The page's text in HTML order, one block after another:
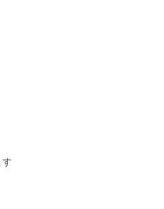
す